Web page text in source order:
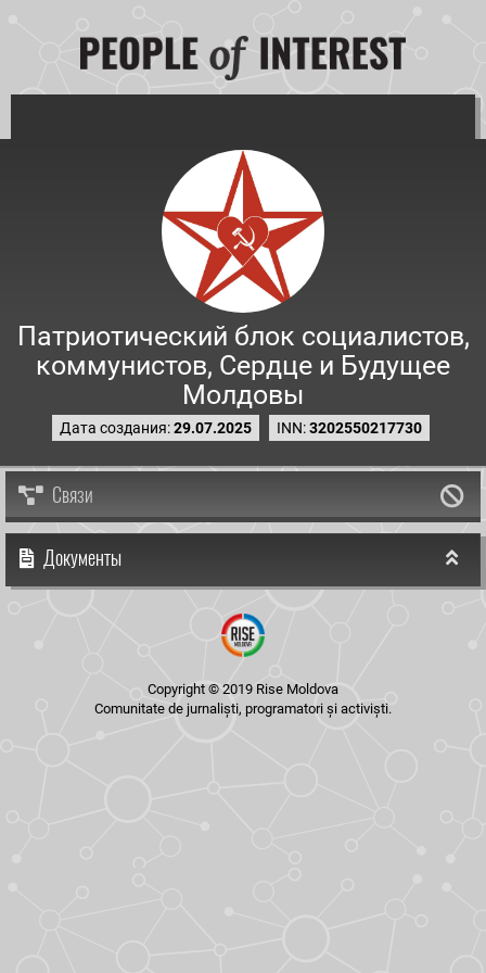
Патриотический блок социалистов,
коммунистов, Сердце и Будущее
Молдовы
Дата создания:29.07.2025 INN:3202550217730
Связи
Документы
Copyright © 2019 Rise Moldova
Comunitate de jurnaliști, programatori și activiști.